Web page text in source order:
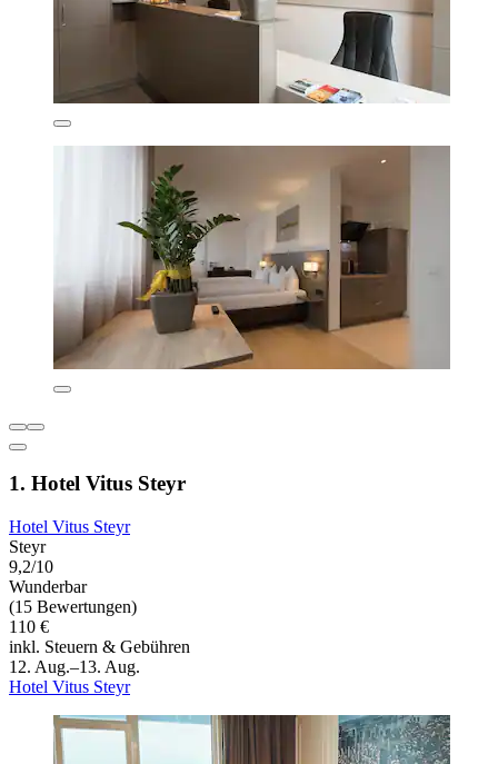
1. Hotel Vitus Steyr
Hotel Vitus Steyr
Steyr
9,2/10
Wunderbar
(15 Bewertungen)
110 €
inkl. Steuern & Gebühren
12. Aug.–13. Aug.
Hotel Vitus Steyr